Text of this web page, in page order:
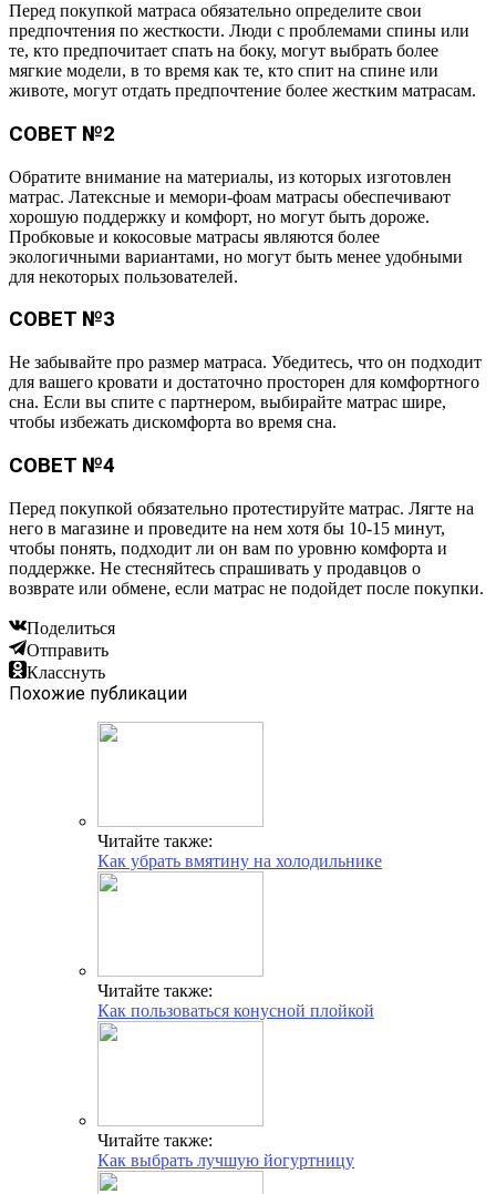
Перед покупкой матраса обязательно определите свои
предпочтения по жесткости. Люди с проблемами спины или
те, кто предпочитает спать на боку, могут выбрать более
мягкие модели, в то время как те, кто спит на спине или
животе, могут отдать предпочтение более жестким матрасам.
СОВЕТ №2
Обратите внимание на материалы, из которых изготовлен
матрас. Латексные и мемори-фоам матрасы обеспечивают
хорошую поддержку и комфорт, но могут быть дороже.
Пробковые и кокосовые матрасы являются более
экологичными вариантами, но могут быть менее удобными
для некоторых пользователей.
СОВЕТ №3
Не забывайте про размер матраса. Убедитесь, что он подходит
для вашего кровати и достаточно просторен для комфортного
сна. Если вы спите с партнером, выбирайте матрас шире,
чтобы избежать дискомфорта во время сна.
СОВЕТ №4
Перед покупкой обязательно протестируйте матрас. Лягте на
него в магазине и проведите на нем хотя бы 10-15 минут,
чтобы понять, подходит ли он вам по уровню комфорта и
поддержке. Не стесняйтесь спрашивать у продавцов о
возврате или обмене, если матрас не подойдет после покупки.
Поделиться
Отправить
Класснуть
Похожие публикации
Читайте также:
Как убрать вмятину на холодильнике
Читайте также:
Как пользоваться конусной плойкой
Читайте также:
Как выбрать лучшую йогуртницу